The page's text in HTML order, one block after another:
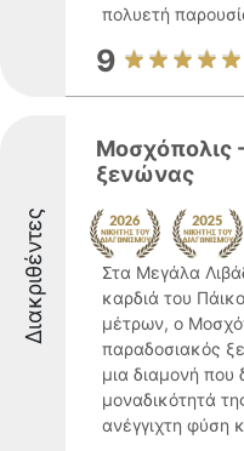
πολυετή
9
Διακριθέντες
Μοσχόπολις
ξενώνας
Στα Μεγάλα
καρδιά του
μέτρων, ο
παραδοσιακός
μια διαμονή που
μοναδικότητά
ανέγγιχτη φύση